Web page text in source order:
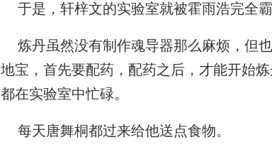
于是，轩梓文的实验室就被霍雨浩完全霸
炼丹虽然没有制作魂导器那么麻烦，但
地宝，首先要配药，配药之后，才能开始
都在实验室中忙碌。
每天唐舞桐都过来给他送点食物。